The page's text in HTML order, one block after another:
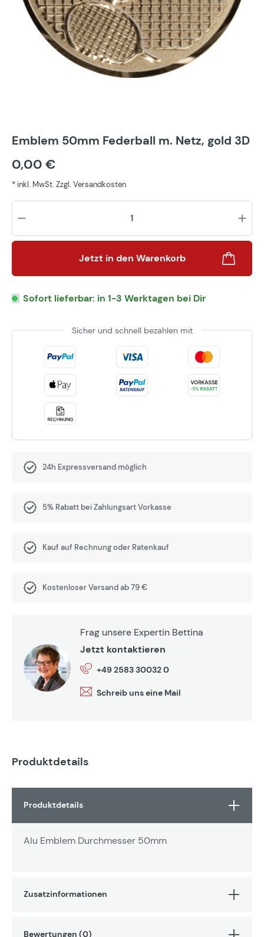
Emblem 50mm Federball m. Netz, gold 3D
0,00 €
* inkl. MwSt. Zzgl. Versandkosten
Jetzt in den Warenkorb
Sofort lieferbar: in 1-3 Werktagen bei Dir
Sicher und schnell bezahlen mit
24h Expressversand möglich
5% Rabatt bei Zahlungsart Vorkasse
Kauf auf Rechnung oder Ratenkauf
Kostenloser Versand ab 79 €
Frag unsere Expertin Bettina
Jetzt kontaktieren
+49 2583 30032 0
Schreib uns eine Mail
Produktdetails
Produktdetails
Alu Emblem Durchmesser 50mm
Zusatzinformationen
Bewertungen (0)